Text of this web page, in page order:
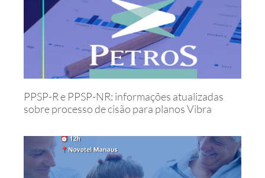
PPSP-R e PPSP-NR: informações atualizadas
sobre processo de cisão para planos Vibra